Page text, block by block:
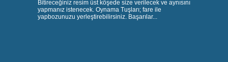
Bitireceğiniz resim üst köşede size verilecek ve aynısını
yapmanız istenecek. Oynama Tuşları; fare ile
yapbozunuzu yerleştirebilirsiniz. Başarılar...